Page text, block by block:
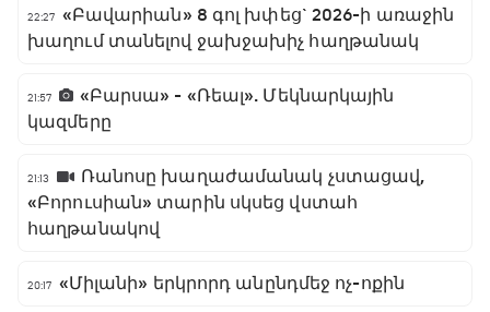
22:27 «Բավարիան» 8 գոլ խփեց` 2026-ի առաջին
խաղում տանելով ջախջախիչ հաղթանակ
21:57
«Բարսա» - «Ռեալ». Մեկնարկային
կազմերը
21:13
Ռանոսը խաղաժամանակ չստացավ,
«Բորուսիան» տարին սկսեց վստահ
հաղթանակով
20:17 «Միլանի» երկրորդ անընդմեջ ոչ-ոքին